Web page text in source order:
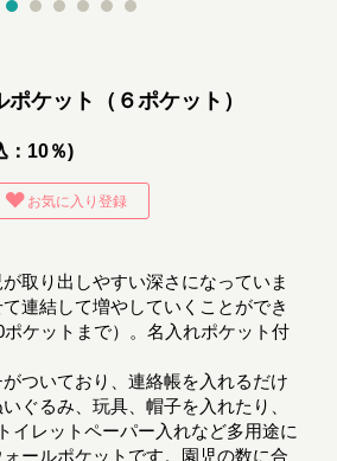
ケット（６ポケット）
：10％)
お気に入り登録
取り出しやすい深さになっていま
連結して増やしていくことができ
ポケットまで）。名入れポケット付
ついており、連絡帳を入れるだけ
ぐるみ、玩具、帽子を入れたり、
イレットペーパー入れなど多用途に
ールポケットです。園児の数に合